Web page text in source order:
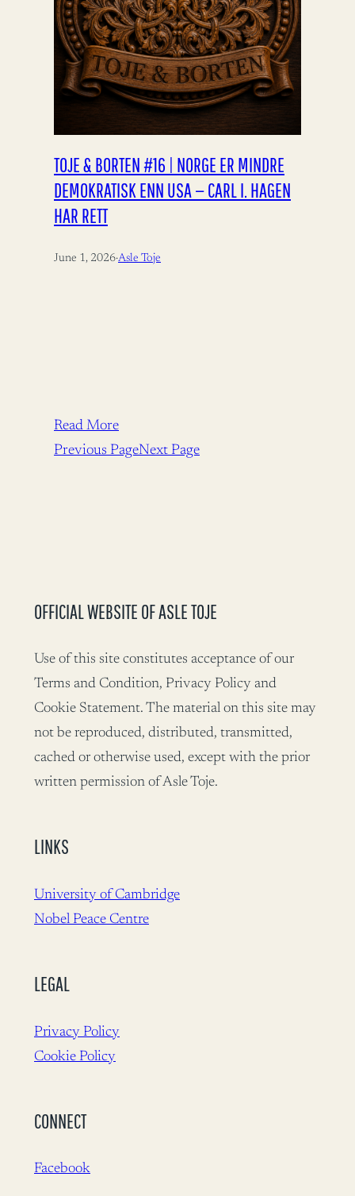
TOJE & BORTEN #16 | NORGE ER MINDRE
DEMOKRATISK ENN USA — CARL I. HAGEN
HAR RETT
June 1, 2026·Asle Toje
Read More
Previous PageNext Page
OFFICIAL WEBSITE OF ASLE TOJE
Use of this site constitutes acceptance of our
Terms and Condition, Privacy Policy and
Cookie Statement. The material on this site may
not be reproduced, distributed, transmitted,
cached or otherwise used, except with the prior
written permission of Asle Toje.
LINKS
University of Cambridge
Nobel Peace Centre
LEGAL
Privacy Policy
Cookie Policy
CONNECT
Facebook